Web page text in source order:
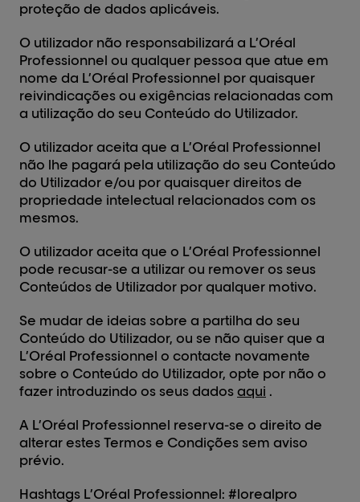
proteção de dados aplicáveis.
O utilizador não responsabilizará a L’Oréal
Professionnel ou qualquer pessoa que atue em
nome da L’Oréal Professionnel por quaisquer
reivindicações ou exigências relacionadas com
a utilização do seu Conteúdo do Utilizador.
O utilizador aceita que a L’Oréal Professionnel
não lhe pagará pela utilização do seu Conteúdo
do Utilizador e/ou por quaisquer direitos de
propriedade intelectual relacionados com os
mesmos.
O utilizador aceita que o L’Oréal Professionnel
pode recusar-se a utilizar ou remover os seus
Conteúdos de Utilizador por qualquer motivo.
Se mudar de ideias sobre a partilha do seu
Conteúdo do Utilizador, ou se não quiser que a
L’Oréal Professionnel o contacte novamente
sobre o Conteúdo do Utilizador, opte por não o
fazer introduzindo os seus dados aqui .
A L’Oréal Professionnel reserva-se o direito de
alterar estes Termos e Condições sem aviso
prévio.
Hashtags L’Oréal Professionnel: #lorealpro